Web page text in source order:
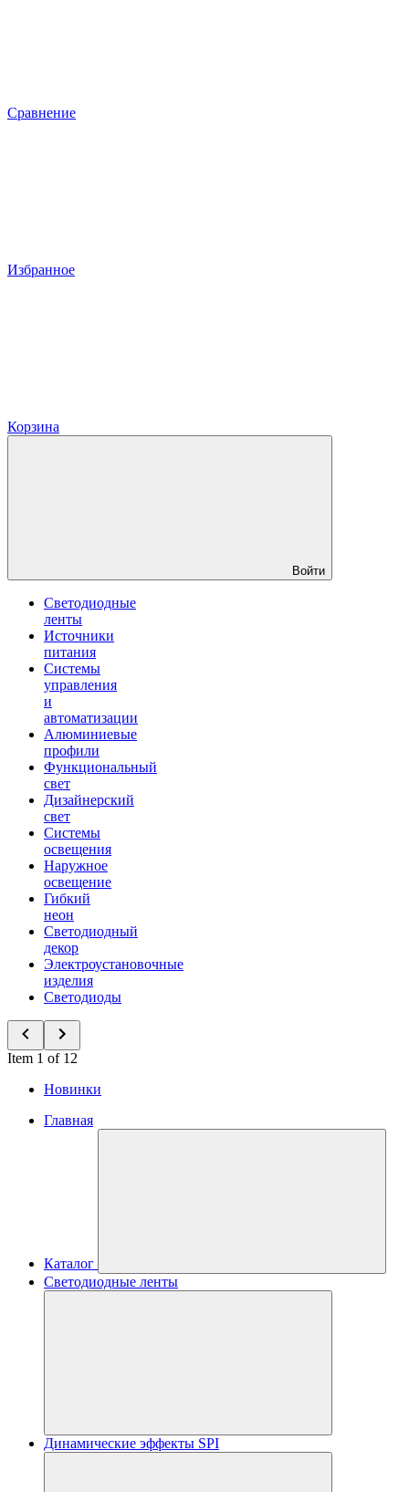
Сравнение
Избранное
Корзина
Войти
Светодиодные
ленты
Источники
питания
Системы
управления
и
автоматизации
Алюминиевые
профили
Функциональный
свет
Дизайнерский
свет
Системы
освещения
Наружное
освещение
Гибкий
неон
Светодиодный
декор
Электроустановочные
изделия
Светодиоды
Item 1 of 12
Новинки
Главная
Каталог
Светодиодные ленты
Динамические эффекты SPI